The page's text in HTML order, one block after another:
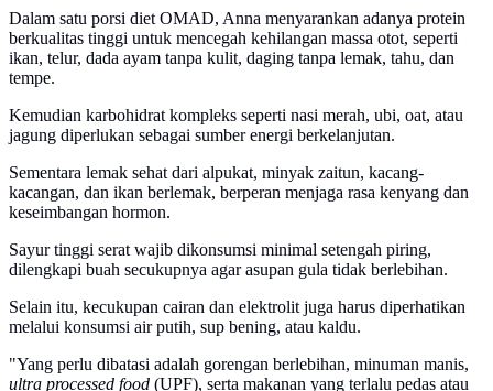
Dalam satu porsi diet OMAD, Anna menyarankan adanya protein
berkualitas tinggi untuk mencegah kehilangan massa otot, seperti
ikan, telur, dada ayam tanpa kulit, daging tanpa lemak, tahu, dan
tempe.
Kemudian karbohidrat kompleks seperti nasi merah, ubi, oat, atau
jagung diperlukan sebagai sumber energi berkelanjutan.
Sementara lemak sehat dari alpukat, minyak zaitun, kacang-
kacangan, dan ikan berlemak, berperan menjaga rasa kenyang dan
keseimbangan hormon.
Sayur tinggi serat wajib dikonsumsi minimal setengah piring,
dilengkapi buah secukupnya agar asupan gula tidak berlebihan.
Selain itu, kecukupan cairan dan elektrolit juga harus diperhatikan
melalui konsumsi air putih, sup bening, atau kaldu.
"Yang perlu dibatasi adalah gorengan berlebihan, minuman manis,
ultra processed food (UPF), serta makanan yang terlalu pedas atau